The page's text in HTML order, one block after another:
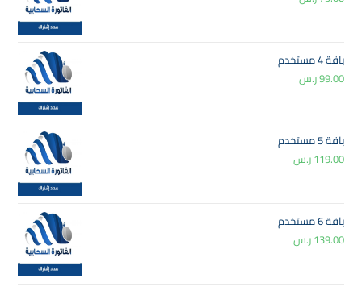
باقة 4 مستخدم
99.00ر.س
باقة 5 مستخدم
119.00ر.س
باقة 6 مستخدم
139.00ر.س